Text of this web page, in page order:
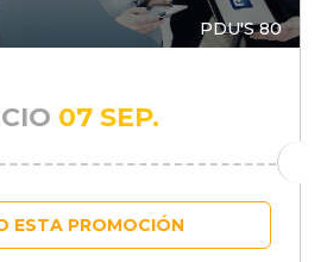
PDU'S 80
07 SEP.
ESTA PROMOCIÓN